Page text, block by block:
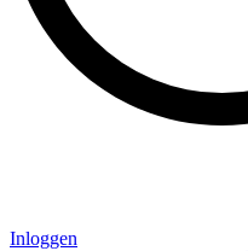
Inloggen